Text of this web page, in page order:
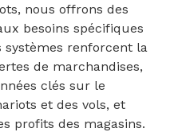
nous offrons des
besoins spécifiques
systèmes renforcent la
de marchandises,
clés sur le
et des vols, et
profits des magasins.